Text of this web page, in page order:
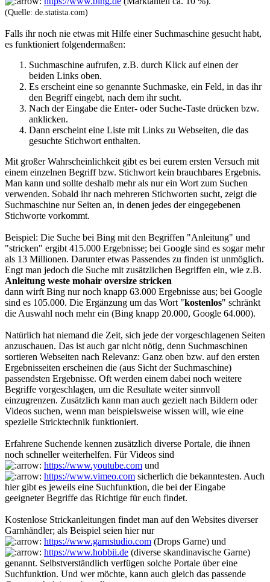
(Quelle: de.statista.com)
Falls ihr noch nie etwas mit Hilfe einer Suchmaschine gesucht habt,
es funktioniert folgendermaßen:
Suchmaschine aufrufen, z.B. durch Klick auf einen der
beiden Links oben.
Es erscheint eine so genannte Suchmaske, ein Feld, in das ihr
den Begriff eingebt, nach dem ihr sucht.
Nach der Eingabe die Enter- oder Suche-Taste drücken bzw.
anklicken.
Dann erscheint eine Liste mit Links zu Webseiten, die das
gesuchte Stichwort enthalten.
Mit großer Wahrscheinlichkeit gibt es bei eurem ersten Versuch mit
einem einzelnen Begriff bzw. Stichwort kein brauchbares Ergebnis.
Man kann und sollte deshalb mehr als nur ein Wort zum Suchen
verwenden. Sobald ihr nach mehreren Stichworten sucht, zeigt die
Suchmaschine nur Seiten an, in denen jedes der eingegebenen
Stichworte vorkommt.
Beispiel: Die Suche bei Bing mit den Begriffen "Anleitung" und
"stricken" ergibt 415.000 Ergebnisse; bei Google sind es sogar mehr
als 13 Millionen. Darunter etwas Passendes zu finden ist unmöglich.
Engt man jedoch die Suche mit zusätzlichen Begriffen ein, wie z.B.
Anleitung weste mohair oversize stricken
dann wirft Bing nur noch knapp 63.000 Ergebnisse aus; bei Google
sind es 105.000. Die Ergänzung um das Wort "kostenlos" schränkt
die Auswahl noch mehr ein (Bing knapp 20.000, Google 64.000).
Natürlich hat niemand die Zeit, sich jede der vorgeschlagenen Seiten
anzuschauen. Das ist auch gar nicht nötig, denn Suchmaschinen
sortieren Webseiten nach Relevanz: Ganz oben bzw. auf den ersten
Ergebnisseiten erscheinen die (aus Sicht der Suchmaschine)
passendsten Ergebnisse. Oft werden einem dabei noch weitere
Begriffe vorgeschlagen, um die Resultate weiter sinnvoll
einzugrenzen. Zusätzlich kann man auch gezielt nach Bildern oder
Videos suchen, wenn man beispielsweise wissen will, wie eine
spezielle Stricktechnik funktioniert.
Erfahrene Suchende kennen zusätzlich diverse Portale, die ihnen
noch schneller weiterhelfen. Für Videos sind
https://www.youtube.com und
https://www.vimeo.com sicherlich die bekanntesten. Auch
hier gibt es jeweils eine Suchfunktion, die bei der Eingabe
geeigneter Begriffe das Richtige für euch findet.
Kostenlose Strickanleitungen findet man auf den Websites diverser
Garnhändler; als Beispiel seien hier nur
https://www.garnstudio.com (Drops Garne) und
https://www.hobbii.de (diverse skandinavische Garne)
genannt. Selbstverständlich verfügen solche Portale über eine
Suchfunktion. Und wer möchte, kann auch gleich das passende